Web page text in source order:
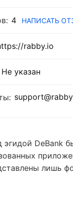
4
rabby.io
Не указан
DeBank
лишь